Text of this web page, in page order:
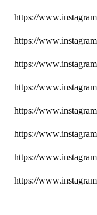
https://
https://
https://
https://
https://
https://
https://
https://